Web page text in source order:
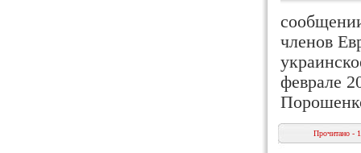
членов
феврале
Прочитано -